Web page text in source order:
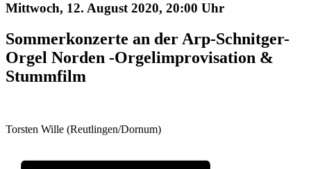
Mittwoch, 12. August 2020, 20:00 Uhr
Sommerkonzerte an der Arp-Schnitger-
Orgel Norden -Orgelimprovisation &
Stummfilm
Torsten Wille (Reutlingen/Dornum)